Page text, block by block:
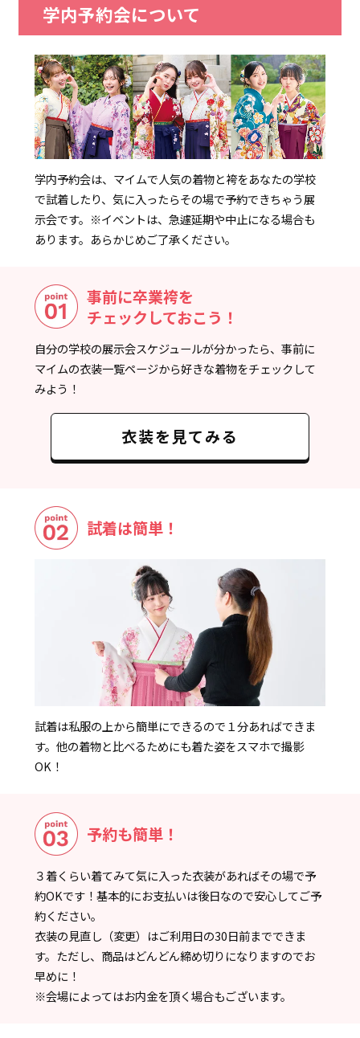
学内予約会について
学内予約会は、マイムで人気の着物と袴をあなたの学校
で試着したり、気に入ったらその場で予約できちゃう展
示会です。 ※イベントは、急遽延期や中止になる場合も
あります。あらかじめご了承ください。
事前に卒業袴を
チェックしておこう！
自分の学校の展示会スケジュールが分かったら、事前に
マイムの衣装一覧ページから好きな着物をチェックして
みよう！
衣装を見てみる
試着は簡単！
試着は私服の上から簡単にできるので１分あればできま
す。他の着物と比べるためにも着た姿をスマホで撮影
OK！
予約も簡単！
３着くらい着てみて気に入った衣装があればその場で予
約OKです！基本的にお支払いは後日なので安心してご予
約ください。
衣装の見直し（変更）はご利用日の30日前までできま
す。ただし、商品はどんどん締め切りになりますのでお
早めに！
※会場によってはお内金を頂く場合もございます。